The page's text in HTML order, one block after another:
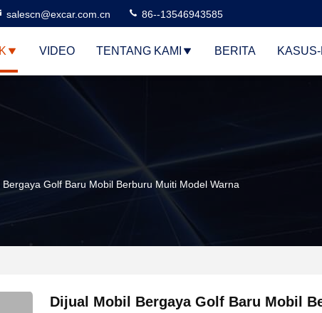
salescn@excar.com.cn 86--13546943585
VIDEO TENTANG KAMI BERITA
Bergaya Golf Baru Mobil Berburu Muiti Model Warna
Dijual Mobil Bergaya Golf Baru Mobil